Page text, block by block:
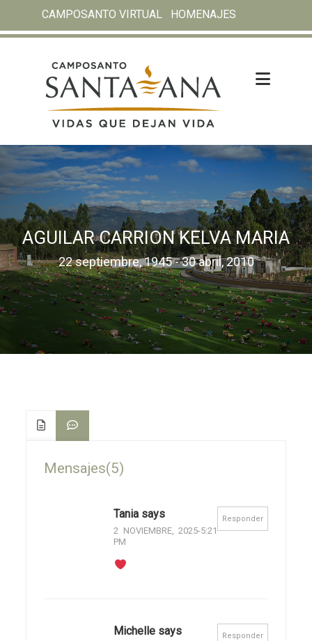
CAMPOSANTO VIRTUAL HOMENAJES
AGUILAR CARRION KELVA MARIA
22 septiembre, 1945 - 30 abril, 2010
Mensajes(5)
Responder
Tania says
2 NOVIEMBRE, 2025-5:21
PM
Responder
Michelle says